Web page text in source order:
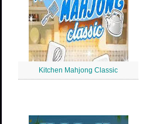
Kitchen Mahjong Classic